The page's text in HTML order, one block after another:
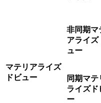
マテリアライズ
ドビュー
非同期マ
アライズ
ュー
同期マテ
ライズド
ー